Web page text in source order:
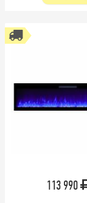
113 990